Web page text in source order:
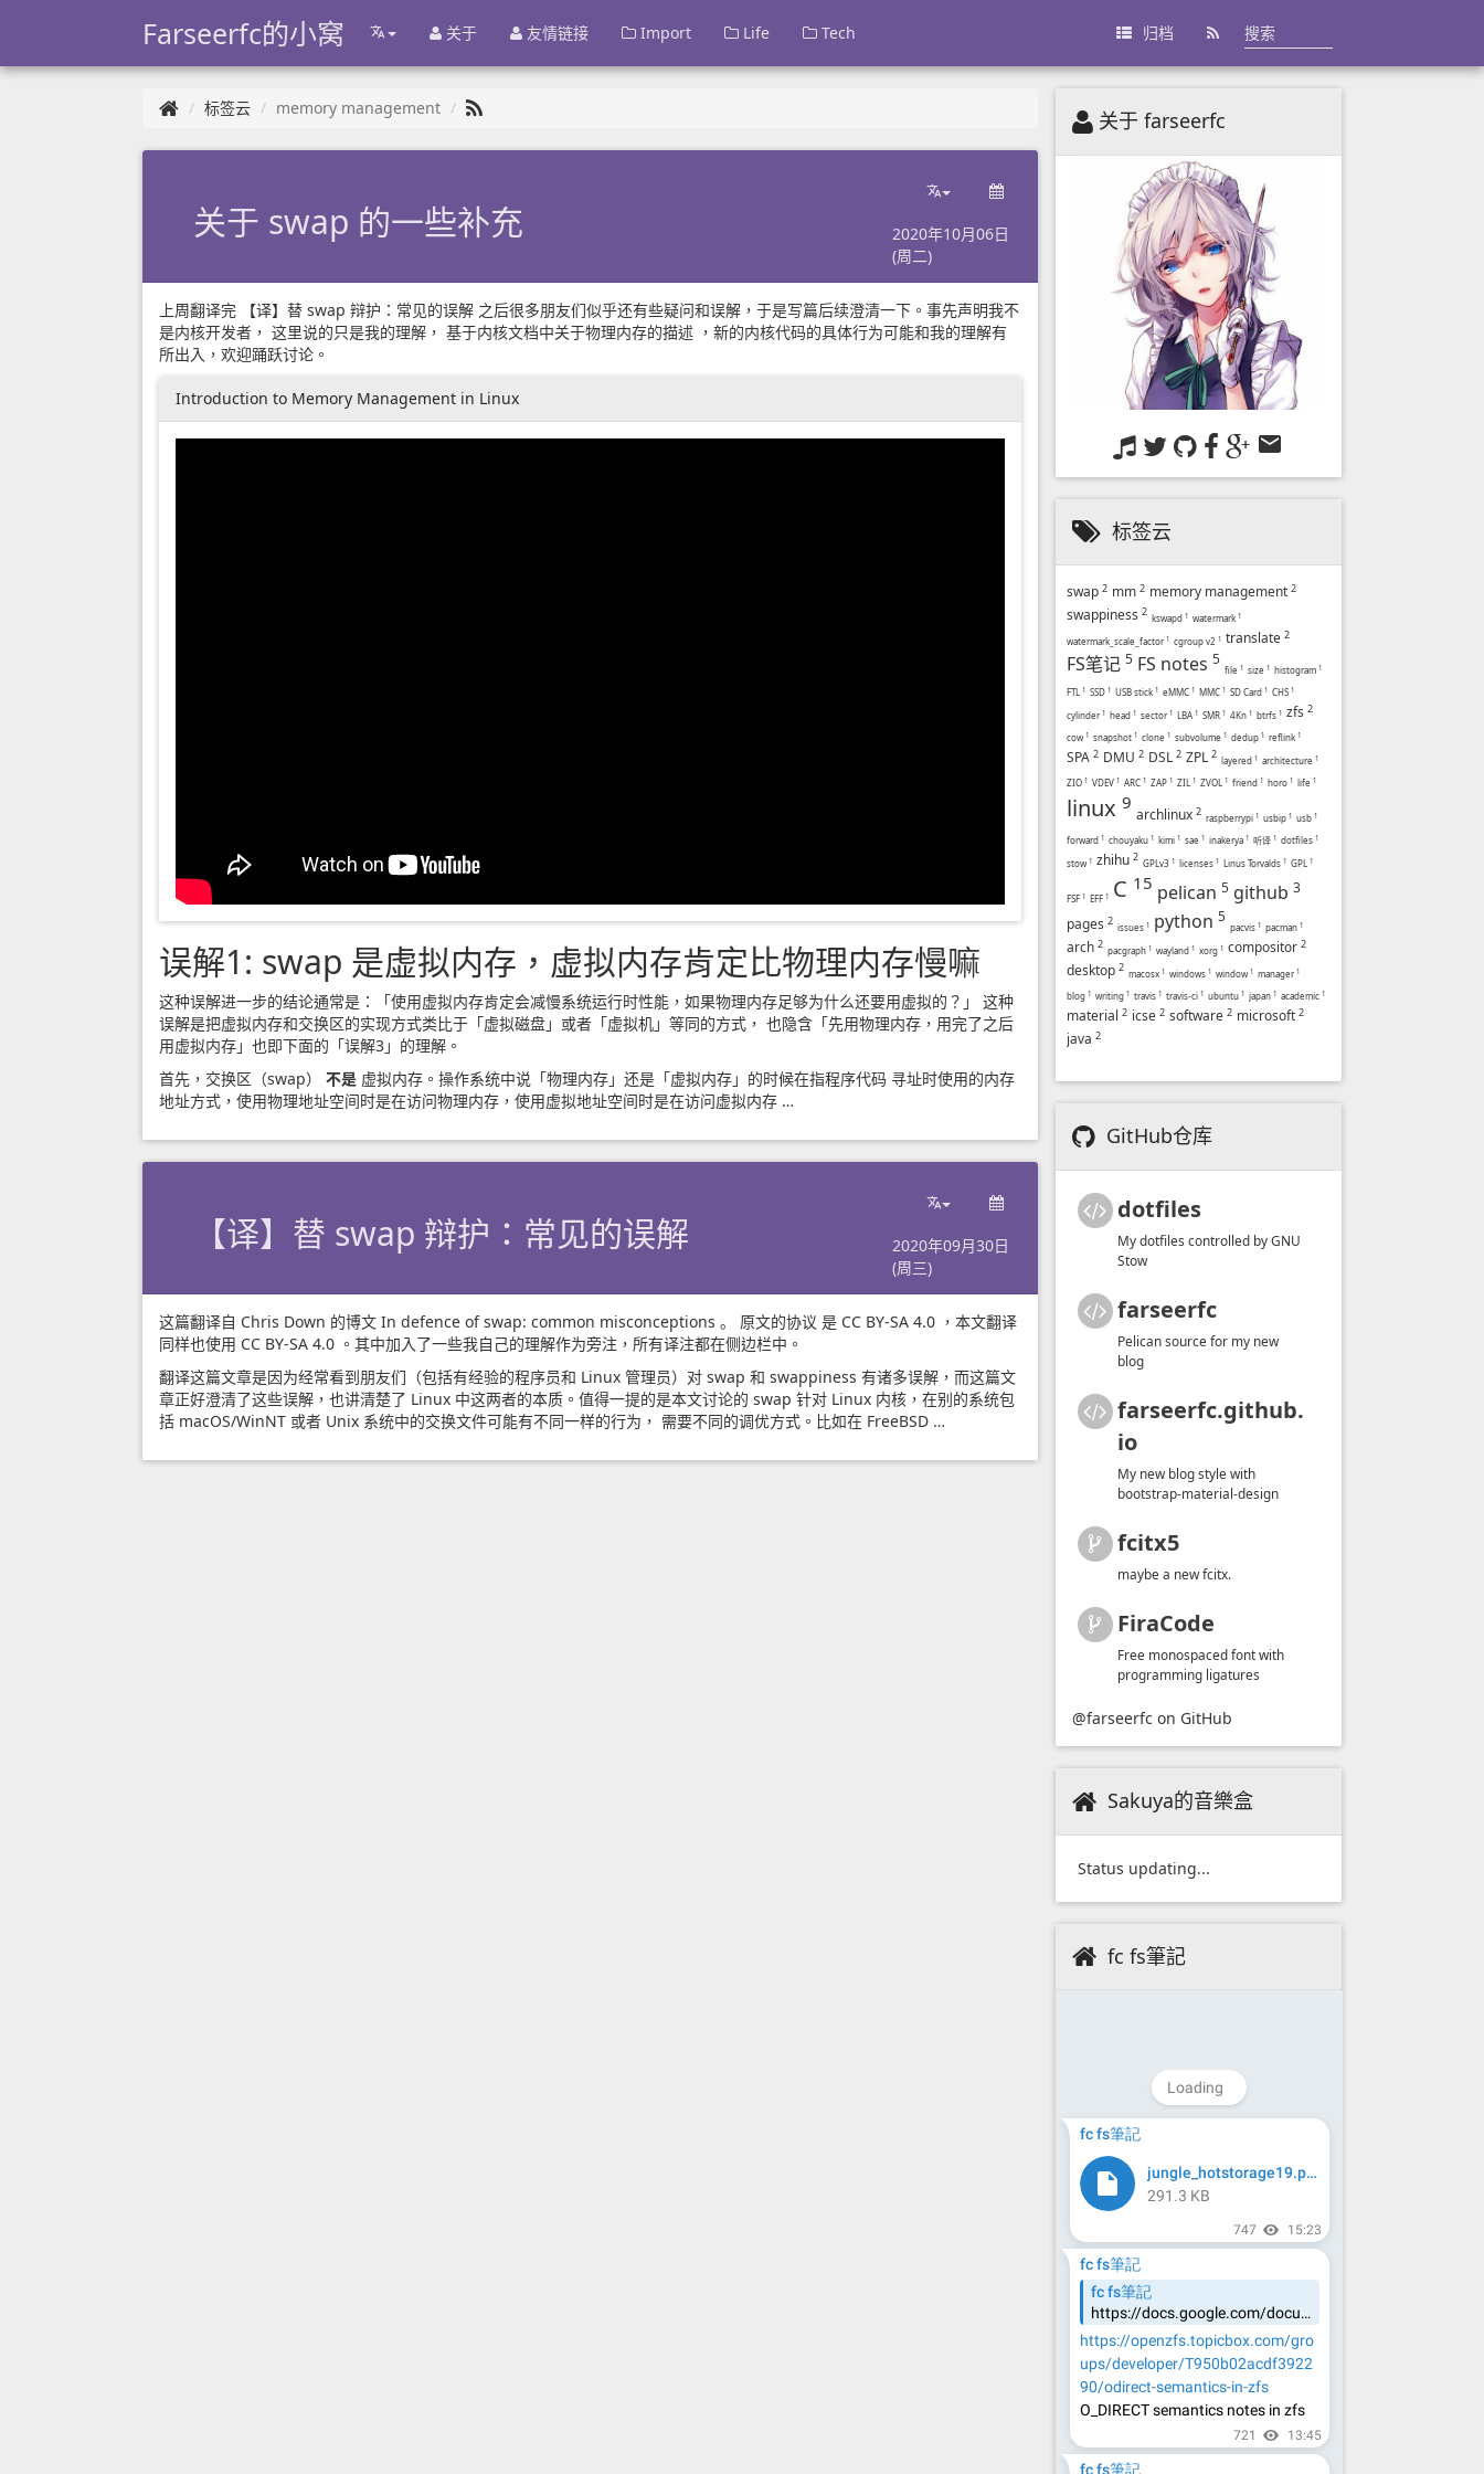
Farseerfc的小窝 关于 友情链接 Import Life Tech 归档
标签云 memory management
关于 swap 的一些补充
2020年10月06日
(周二)
上周翻译完 【译】替 swap 辩护：常见的误解 之后很多朋友们似乎还有些疑问和误解，于是写篇后续澄清一下。事先声明我不
是内核开发者， 这里说的只是我的理解， 基于内核文档中关于物理内存的描述 ，新的内核代码的具体行为可能和我的理解有
所出入，欢迎踊跃讨论。
Introduction to Memory Management in Linux
误解1: swap 是虚拟内存，虚拟内存肯定比物理内存慢嘛
这种误解进一步的结论通常是：「使用虚拟内存肯定会减慢系统运行时性能，如果物理内存足够为什么还要用虚拟的？」 这种
误解是把虚拟内存和交换区的实现方式类比于「虚拟磁盘」或者「虚拟机」等同的方式， 也隐含「先用物理内存，用完了之后
用虚拟内存」也即下面的「误解3」的理解。
首先，交换区（swap） 不是 虚拟内存。操作系统中说「物理内存」还是「虚拟内存」的时候在指程序代码 寻址时使用的内存
地址方式，使用物理地址空间时是在访问物理内存，使用虚拟地址空间时是在访问虚拟内存 …
【译】替 swap 辩护：常见的误解
2020年09月30日
(周三)
这篇翻译自 Chris Down 的博文 In defence of swap: common misconceptions 。 原文的协议 是 CC BY-SA 4.0 ，本文翻译
同样也使用 CC BY-SA 4.0 。其中加入了一些我自己的理解作为旁注，所有译注都在侧边栏中。
翻译这篇文章是因为经常看到朋友们（包括有经验的程序员和 Linux 管理员）对 swap 和 swappiness 有诸多误解，而这篇文
章正好澄清了这些误解，也讲清楚了 Linux 中这两者的本质。值得一提的是本文讨论的 swap 针对 Linux 内核，在别的系统包
括 macOS/WinNT 或者 Unix 系统中的交换文件可能有不同一样的行为， 需要不同的调优方式。比如在 FreeBSD …
关于 farseerfc
标签云
swap 2 mm 2 memory management 2
swappiness 2 kswapd 1 watermark 1
watermark_scale_factor 1 cgroup v2 1 translate 2
FS笔记 5 FS notes 5
file 1 size 1 histogram 1
FTL 1 SSD 1 USB stick 1 eMMC 1 MMC 1 SD Card 1 CHS 1
cylinder 1 head 1 sector 1 LBA 1 SMR 1 4Kn 1 btrfs 1 zfs 2
cow 1 snapshot 1 clone 1 subvolume 1 dedup 1 reflink 1
SPA 2 DMU 2 DSL 2 ZPL 2 layered 1 architecture 1
ZIO 1 VDEV 1 ARC 1 ZAP 1 ZIL 1 ZVOL 1 friend 1 horo 1 life 1
linux 9
archlinux 2 raspberrypi 1 usbip 1 usb 1
forward 1 chouyaku 1 kimi 1 sae 1 inakerya 1 听译 1 dotfiles 1
stow 1 zhihu 2 GPLv3 1 licenses 1 Linus Torvalds 1 GPL 1
FSF 1 EFF 1 C 15 pelican 5 github 3
pages 2 issues 1 python 5
pacvis 1 pacman 1
arch 2 pacgraph 1 wayland 1 xorg 1 compositor 2
desktop 2 macosx 1 windows 1 window 1 manager 1
blog 1 writing 1 travis 1 travis-ci 1 ubuntu 1 japan 1 academic 1
material 2 icse 2 software 2 microsoft 2
java 2
GitHub仓库
dotfiles
My dotfiles controlled by GNU
Stow
farseerfc
Pelican source for my new
blog
farseerfc.github.
io
My new blog style with
bootstrap-material-design
fcitx5
maybe a new fcitx.
FiraCode
Free monospaced font with
programming ligatures
@farseerfc on GitHub
Sakuya的音樂盒
Status updating...
fc fs筆記